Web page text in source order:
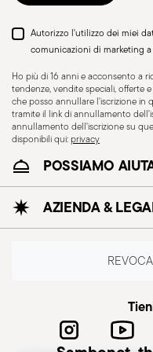
danneggiati
sicuro, lontano
persone che
utilizzarli
contenitori appositi
possano cadere o
durante l’uso:
dovuta attenzione,
maneggevolezza e
con manici rotti o
portare a lesioni.
manutenzione
Autorizzo l'utilizzo dei miei
comunicazioni di marketing
Ho più di 16 anni e acconsento a
tendenze, vendite speciali, offerte
che posso annullare l'iscrizione in
tramite il link di annullamento
annullamento dell'iscrizione su
disponibili qui:privacy
POSSIAMO
AZIENDA &